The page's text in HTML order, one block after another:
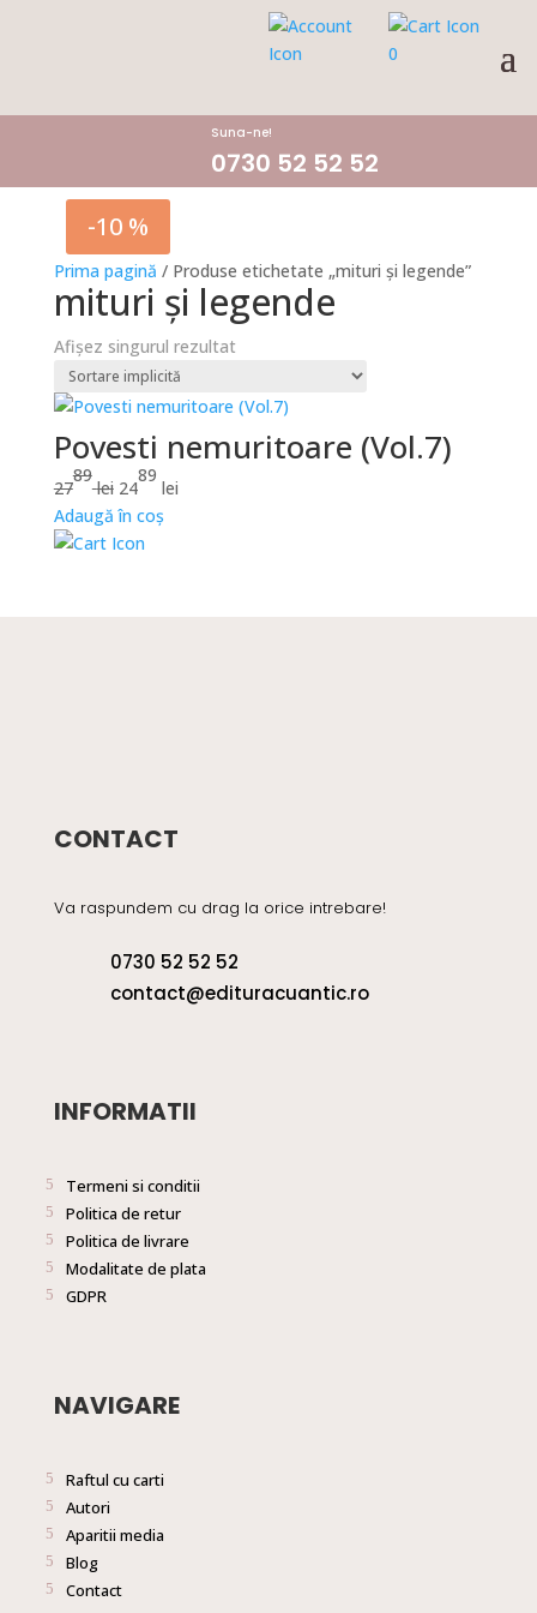
0
Suna-ne!
0730 52 52 52
Prima pagină / Produse etichetate „mituri și legende”
mituri și legende
Afișez singurul rezultat
-10 %
Povesti nemuritoare (Vol.7)
27
89
lei Prețul
inițial
a
24
89
leiPrețul
Adaugă în coș
CONTACT
Va raspundem cu drag la orice intrebare!
0730 52 52 52
contact@edituracuantic.ro
INFORMATII
Termeni si conditii
Politica de retur
Politica de livrare
Modalitate de plata
GDPR
NAVIGARE
Raftul cu carti
Autori
Aparitii media
Blog
Contact